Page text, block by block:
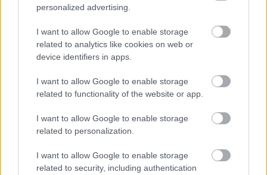
personalized advertising.
I want to allow Google to enable storage
related to analytics like cookies on web or
device identifiers in apps.
I want to allow Google to enable storage
related to functionality of the website or app.
I want to allow Google to enable storage
related to personalization.
I want to allow Google to enable storage
related to security, including authentication